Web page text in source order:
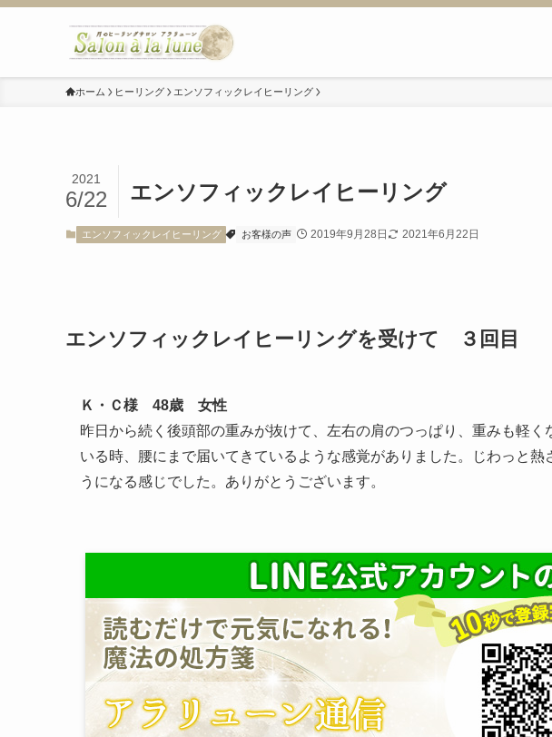
ホーム ヒーリング エンソフィックレイヒーリング
エンソフィックレイヒーリング
2021
6/22
エンソフィックレイヒーリング お客様の声 2019年9月28日 2021年6月22日
エンソフィックレイヒーリングを受けて ３回目
Ｋ・Ｃ様 48歳 女性
昨日から続く後頭部の重みが抜けて、左右の肩のつっぱり、重みも軽
いる時、腰にまで届いてきているような感覚がありました。じわっと
うになる感じでした。ありがとうございます。